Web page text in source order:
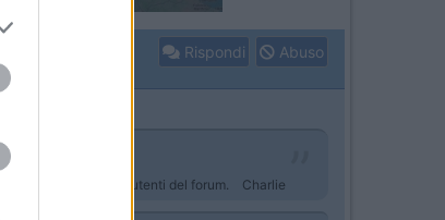
Rispondi Abuso
utili a molti altri utenti del forum. Charlie